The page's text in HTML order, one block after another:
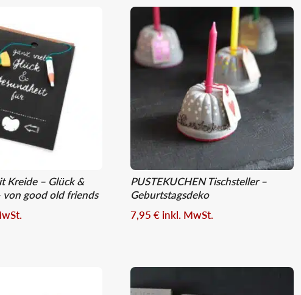
Kreide – Glück &
von good old friends
PUSTEKUCHEN Tischsteller –
Geburtstagsdeko
7,95 € inkl. MwSt.